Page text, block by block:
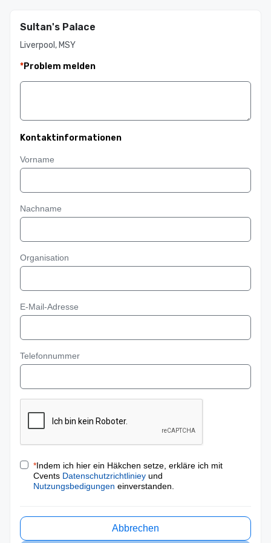
Sultan's Palace
Liverpool, MSY
*Problem melden
Kontaktinformationen
Vorname
Nachname
Organisation
E-Mail-Adresse
Telefonnummer
*Indem ich hier ein Häkchen setze, erkläre ich mit
Cvents Datenschutzrichtliniey und
Nutzungsbedigungen einverstanden.
Abbrechen